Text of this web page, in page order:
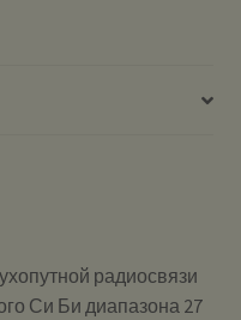
радиосвязи
Си Би диапазона 27